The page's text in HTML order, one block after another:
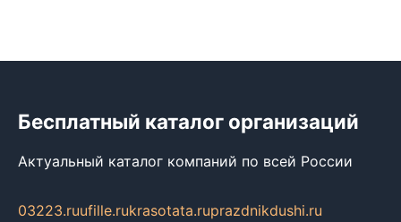
Бесплатный каталог организаций
Актуальный каталог компаний по всей России
03223.ruufille.rukrasotata.ruprazdnikdushi.ru